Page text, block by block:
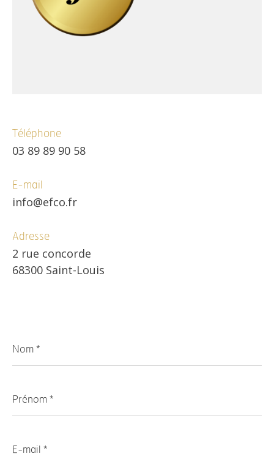
Téléphone
03 89 89 90 58
E-mail
info@efco.fr
Adresse
2 rue concorde
68300 Saint-Louis
*
*
mail